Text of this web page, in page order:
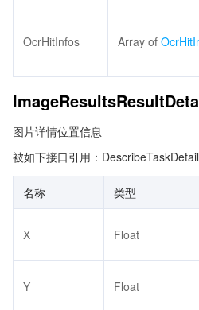
OcrHitInfos Array of
图片详情位置信息
被如下接口引用：DescribeTaskDetail
名称 类型
X Float
Y Float